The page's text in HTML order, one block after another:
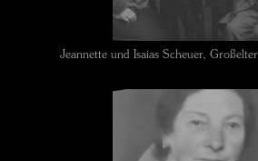
Jeannette und Isaias Scheuer,